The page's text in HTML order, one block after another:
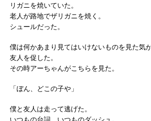
リガニを焼いていた。
老人が路地でザリガニを焼く。
シュールだった。
僕は何かあまり見てはいけないものを見た気
友人を促した。
その時アーちゃんがこちらを見た。
「ぼん、どこの子や」
僕と友人は走って逃げた。